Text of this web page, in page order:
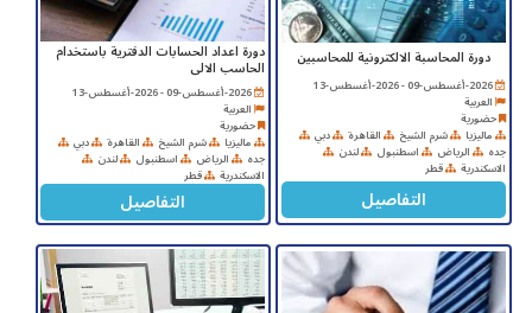
دورة المحاسبة الالكترونية للمحاسبين
2026-أغسطس-09 - 2026-أغسطس-13
العربية
حضورية
ماليزيا شرم الشيخ القاهرة دبي
جده الرياض اسطنبول لندن
الاسكندرية قطر
التفاصيل
دورة اعداد الحسابات الدفترية باستخدام
الحاسب الالى
2026-أغسطس-09 - 2026-أغسطس-13
العربية
حضورية
ماليزيا شرم الشيخ القاهرة دبي
جده الرياض اسطنبول لندن
الاسكندرية قطر
التفاصيل